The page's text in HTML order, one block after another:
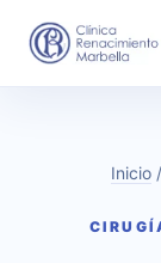
Inicio/